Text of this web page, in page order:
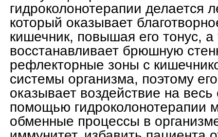
гидроколонотерапии делается
который оказывает
кишечник, повышая его тонус, а
восстанавливает брюшную
рефлекторные зоны с
системы организма, поэтому
оказывает воздействие на
помощью гидроколонотерапии
обменные процессы в